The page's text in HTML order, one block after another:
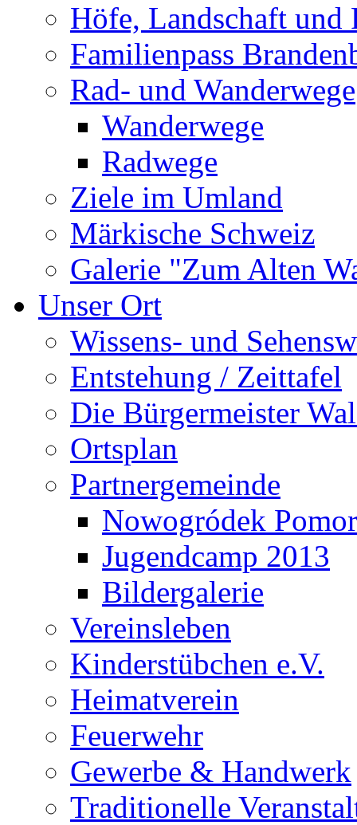
Höfe, Landschaft und
Familienpass
Rad- und Wanderwege
Wanderwege
Radwege
Ziele im Umland
Märkische Schweiz
Galerie "Zum Alten
Unser Ort
Wissens- und
Entstehung / Zeittafel
Die Bürgermeister
Ortsplan
Partnergemeinde
Nowogródek
Jugendcamp 2013
Bildergalerie
Vereinsleben
Kinderstübchen e.V.
Heimatverein
Feuerwehr
Gewerbe & Handwerk
Traditionelle